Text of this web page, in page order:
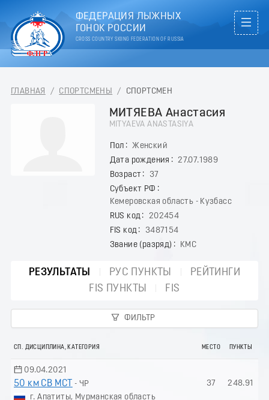
ФЕДЕРАЦИЯ ЛЫЖНЫХ
ГОНОК РОССИИ
CROSS COUNTRY SKIING FEDERATION OF RUSSIA
ГЛАВНАЯ / СПОРТСМЕНЫ / СПОРТСМЕН
МИТЯЕВА Анастасия
MITYAEVA ANASTASIYA
Пол
Женский
Дата рождения
27.07.1989
Возраст
37
Субъект РФ
Кемеровская область - Кузбасс
RUS код
202454
FIS код
3487154
Звание (разряд)
КМС
РЕЗУЛЬТАТЫ РУС ПУНКТЫ
РЕЙТИНГИ
FIS ПУНКТЫ
FIS
ФИЛЬТР
СП. ДИСЦИПЛИНА, КАТЕГОРИЯ МЕСТО ПУНКТЫ
09.04.2021
50 км СВ МСТ
- ЧР
г. Апатиты, Мурманская область
37 248.91